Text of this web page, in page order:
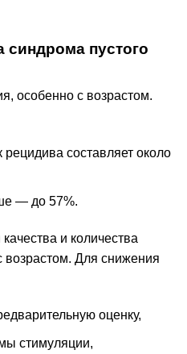
синдрома пустого
особенно с возрастом.
составляет около
— до 57%.
и количества
возрастом. Для снижения
оценку,
стимуляции,